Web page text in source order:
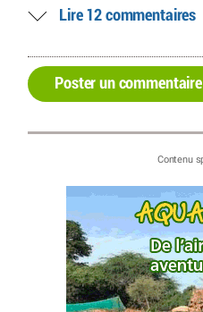
Lire 12 commentaires
Poster un commentaire